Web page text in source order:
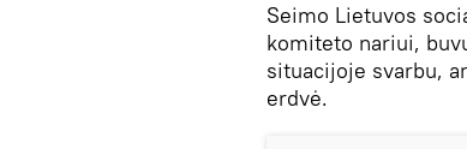
Seimo Lietuvos
komiteto nariui,
situacijoje svarbu,
erdvė.